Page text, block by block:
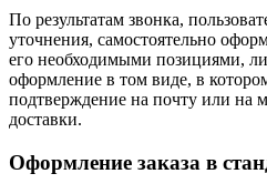
По результатам звонка,
уточнения, самостоятельно
его необходимыми позициями,
оформление в том виде, в
подтверждение на почту или на
доставки.
Оформление заказа в